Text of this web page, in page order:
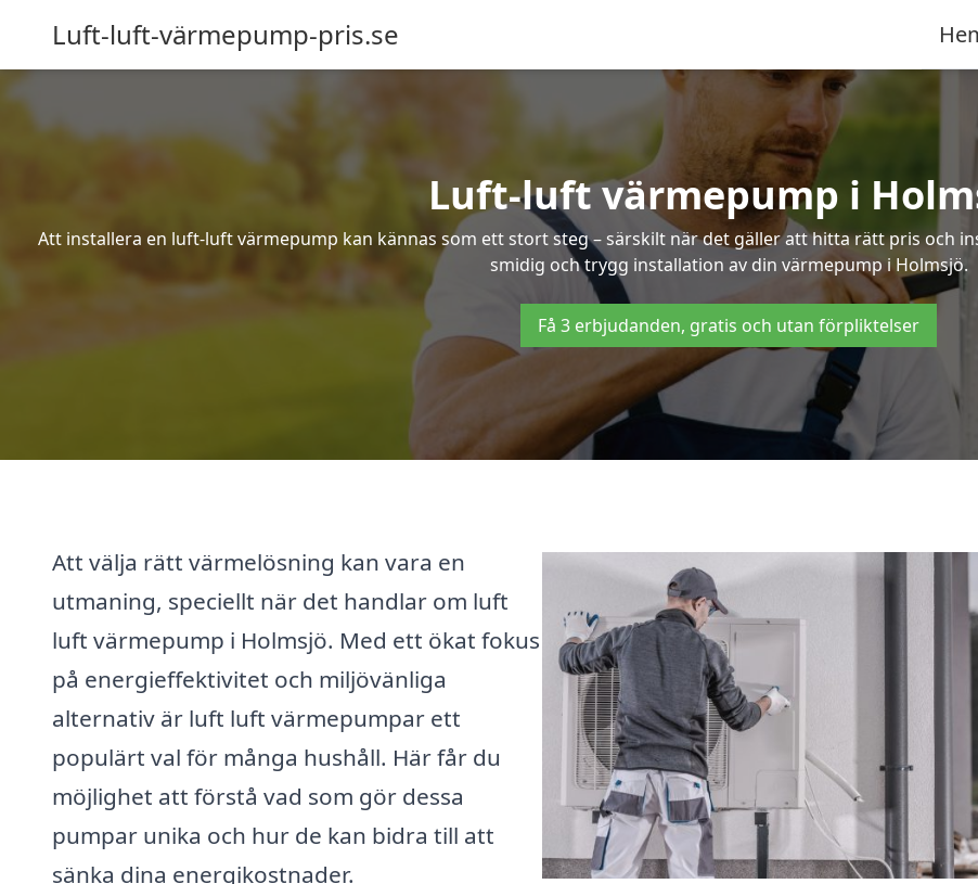
Luft-luft-värmepump-pris.se
Luft-luft värmepump i
Att installera en luft-luft värmepump kan kännas som ett stort steg – särskilt när det gäller att hitta rätt pris och
smidig och trygg installation av din värmepump i Holmsjö.
Få 3 erbjudanden, gratis och utan förpliktelser
Att välja rätt värmelösning kan vara en
utmaning, speciellt när det handlar om luft
luft värmepump i Holmsjö. Med ett ökat fokus
på energieffektivitet och miljövänliga
alternativ är luft luft värmepumpar ett
populärt val för många hushåll. Här får du
möjlighet att förstå vad som gör dessa
pumpar unika och hur de kan bidra till att
sänka dina energikostnader.